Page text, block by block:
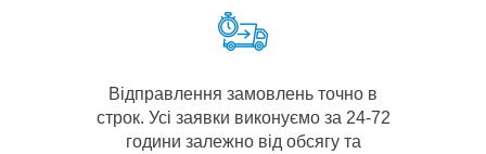
Відправлення замовлень точно в
строк. Усі заявки виконуємо за 24-72
години залежно від обсягу та